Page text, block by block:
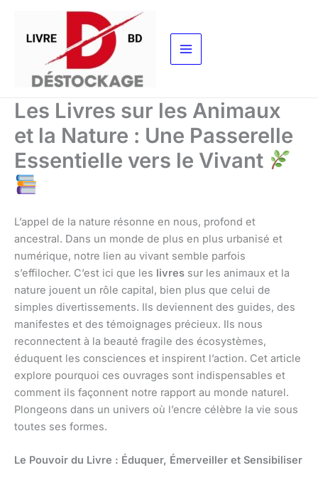
contenu
Les Livres sur les Animaux
et la Nature : Une Passerelle
Essentielle vers le Vivant
L’appel de la nature résonne en nous, profond et
ancestral. Dans un monde de plus en plus urbanisé et
numérique, notre lien au vivant semble parfois
s’effilocher. C’est ici que les livres sur les animaux et la
nature jouent un rôle capital, bien plus que celui de
simples divertissements. Ils deviennent des guides, des
manifestes et des témoignages précieux. Ils nous
reconnectent à la beauté fragile des écosystèmes,
éduquent les consciences et inspirent l’action. Cet article
explore pourquoi ces ouvrages sont indispensables et
comment ils façonnent notre rapport au monde naturel.
Plongeons dans un univers où l’encre célèbre la vie sous
toutes ses formes.
Le Pouvoir du Livre : Éduquer, Émerveiller et Sensibiliser